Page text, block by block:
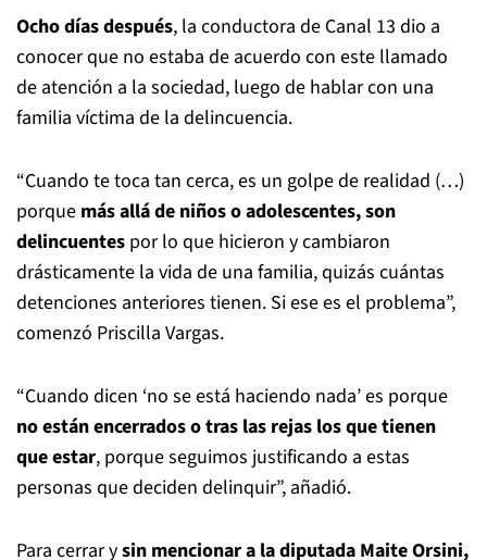
Ocho días después, la conductora de Canal 13 dio a
conocer que no estaba de acuerdo con este llamado
de atención a la sociedad, luego de hablar con una
familia víctima de la delincuencia.
“Cuando te toca tan cerca, es un golpe de realidad (…)
porque más allá de niños o adolescentes, son
delincuentes por lo que hicieron y cambiaron
drásticamente la vida de una familia, quizás cuántas
detenciones anteriores tienen. Si ese es el problema”,
comenzó Priscilla Vargas.
“Cuando dicen ‘no se está haciendo nada’ es porque
no están encerrados o tras las rejas los que tienen
que estar, porque seguimos justificando a estas
personas que deciden delinquir”, añadió.
Para cerrar ysin mencionar a la diputada Maite Orsini,